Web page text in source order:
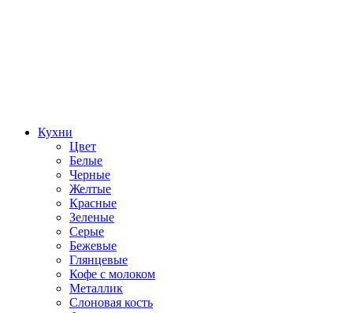
Кухни
Цвет
Белые
Черные
Желтые
Красные
Зеленые
Серые
Бежевые
Глянцевые
Кофе с молоком
Металлик
Слоновая кость